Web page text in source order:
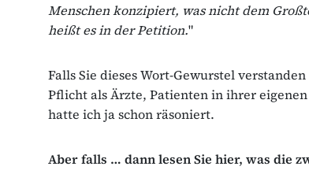
Menschen konzipiert, was nicht dem
heißt es in der Petition."
Falls Sie dieses Wort-Gewurstel
Pflicht als Ärzte, Patienten in ihrer
hatte ich ja schon räsoniert.
Aber falls … dann lesen Sie hier, was die